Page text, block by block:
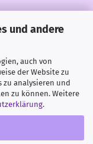
und andere
auch von
der Website zu
zu analysieren und
zu können. Weitere
.